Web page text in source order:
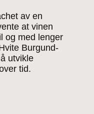
av en
at vinen
og med lenger
Burgund-
utvikle
tid.